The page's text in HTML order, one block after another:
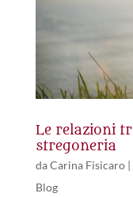
Le relazioni
stregoneria
daCarina Fisicaro|
Blog